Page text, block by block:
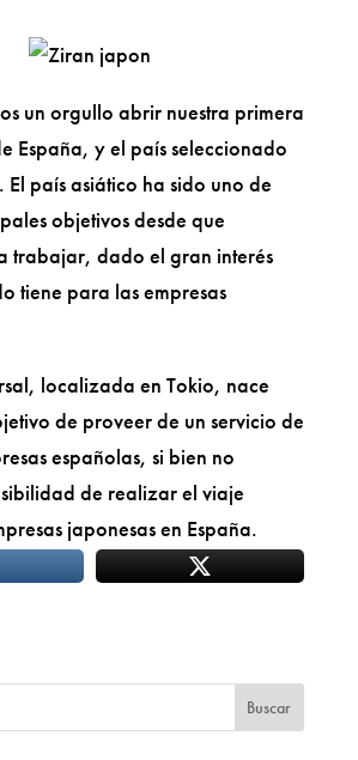
un orgullo abrir nuestra primera
España, y el país seleccionado
El país asiático ha sido uno de
objetivos desde que
trabajar, dado el gran interés
tiene para las empresas
localizada en Tokio, nace
de proveer de un servicio de
españolas, si bien no
de realizar el viaje
japonesas en España.